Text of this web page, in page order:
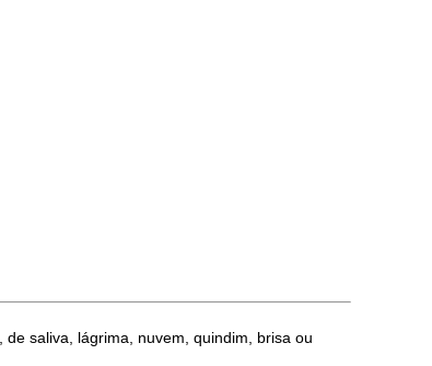
saliva, lágrima, nuvem, quindim, brisa ou